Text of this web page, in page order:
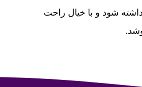
شود و با خیال راحت